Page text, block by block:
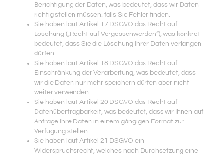
Berichtigung der Daten, was bedeutet, dass wir Daten
richtig stellen müssen, falls Sie Fehler finden.
Sie haben laut Artikel 17 DSGVO das Recht auf
Löschung („Recht auf Vergessenwerden“), was konkret
bedeutet, dass Sie die Löschung Ihrer Daten verlangen
dürfen.
Sie haben laut Artikel 18 DSGVO das Recht auf
Einschränkung der Verarbeitung, was bedeutet, dass
wir die Daten nur mehr speichern dürfen aber nicht
weiter verwenden.
Sie haben laut Artikel 20 DSGVO das Recht auf
Datenübertragbarkeit, was bedeutet, dass wir Ihnen auf
Anfrage Ihre Daten in einem gängigen Format zur
Verfügung stellen.
Sie haben laut Artikel 21 DSGVO ein
Widerspruchsrecht, welches nach Durchsetzung eine